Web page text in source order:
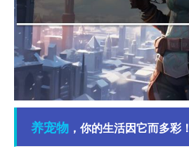
养宠物 ，你的生活因它而多彩！